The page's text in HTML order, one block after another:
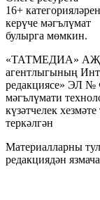
16+
керүче мәгълүмат
булырга мөмкин.
«ТАТМЕДИА» АҖ
агентлыгының
редакциясе» ЭЛ №
мәгълүмати
күзәтчелек
теркәлгән
Материалларны
редакциядән